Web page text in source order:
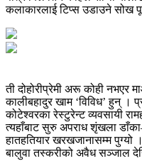
कलाकारलाई टिप्स उडाउने सोख
ती दोहोरीप्रेमी अरू कोही नभएर
कालीबहादुर खाम ‘विविध’ हुन् ।
कोटेश्वरका रेस्टुरेन्ट व्यवसायी
त्यहाँबाट सुरु अपराध शृंखला
हातहतियार खरखजानासम्म पुग्यो
बालुवा तस्करीको अवैध सञ्जाल